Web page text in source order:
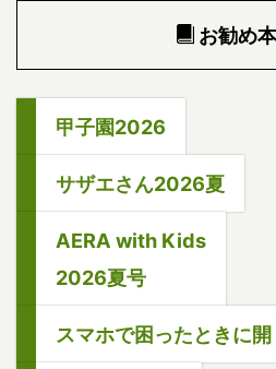
お勧め
甲子園2026
サザエさん2026夏
AERA with Kids
2026夏号
スマホで困ったときに